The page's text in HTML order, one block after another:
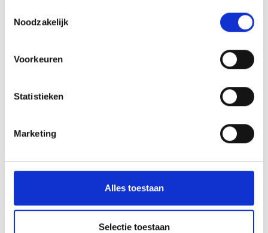
Noodzakelijk
Voorkeuren
Statistieken
Marketing
Alles toestaan
Selectie toestaan
2051 m
V